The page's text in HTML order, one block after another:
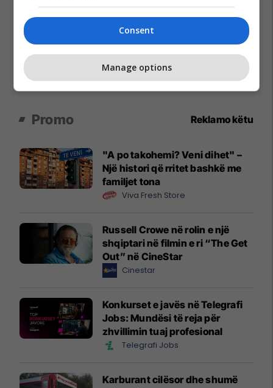
Promo Reklamo këtu
"A po takohemi? Veni dihet" –
Një histori që rritet bashkë me
familjet tona
Viva Fresh Store
Russell Crowe në rolin e një
shqiptari në filmin e ri “The Get
Out” në CineStar
Cinestar
Konkurset e javës në Telegrafi
Jobs: Mundësi të reja për
zhvillimin tuaj profesional
Telegrafi Jobs
Karburant cilësor dhe shumë
Consent
Manage options